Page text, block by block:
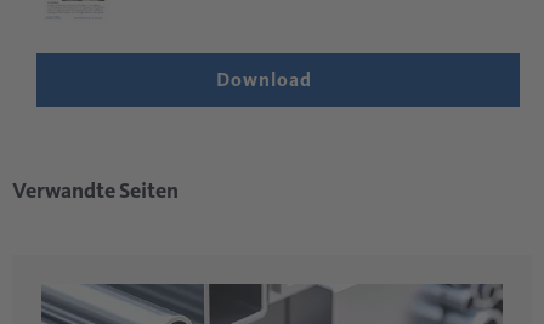
Download
Verwandte Seiten